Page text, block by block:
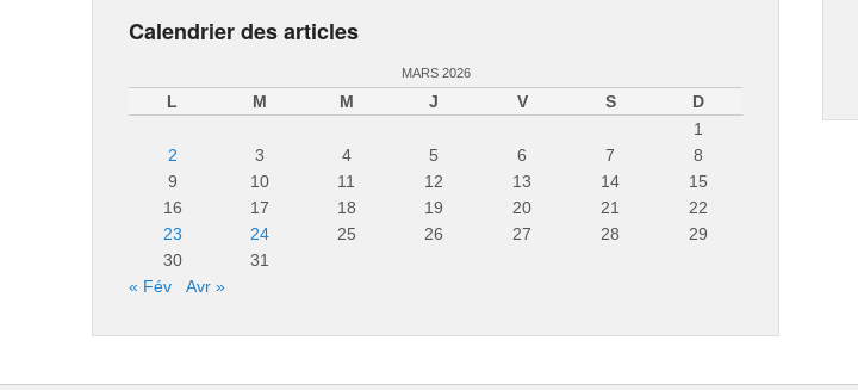
Calendrier des articles
MARS 2026
L M M J V S
D
1
2
3 4 5 6 7
8
9
10 11 12 13 14
15
16
17 18 19 20 21
22
23
24 25 26 27 28
29
30
31
« Fév
Avr »